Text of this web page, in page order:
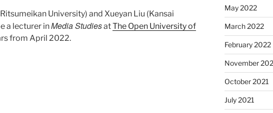
University) and Xueyan Liu (Kansai
a lecturer inMedia StudiesatThe Open University of
from April 2022.
May 2022
March 2022
February 2022
November
October 2021
July 2021